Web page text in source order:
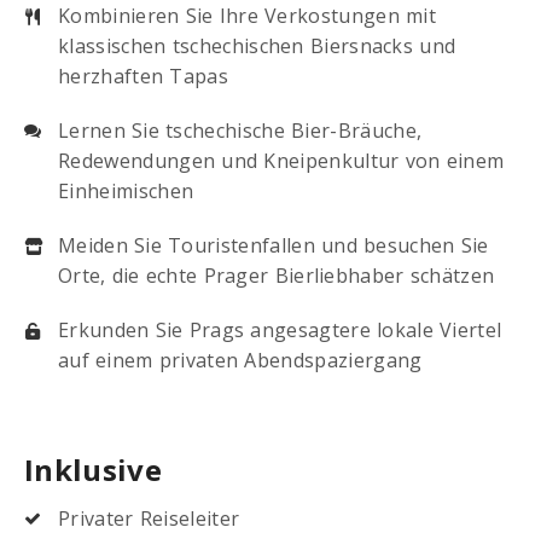
Kombinieren Sie Ihre Verkostungen mit
klassischen tschechischen Biersnacks und
herzhaften Tapas
Lernen Sie tschechische Bier-Bräuche,
Redewendungen und Kneipenkultur von einem
Einheimischen
Meiden Sie Touristenfallen und besuchen Sie
Orte, die echte Prager Bierliebhaber schätzen
Erkunden Sie Prags angesagtere lokale Viertel
auf einem privaten Abendspaziergang
Inklusive
Privater Reiseleiter